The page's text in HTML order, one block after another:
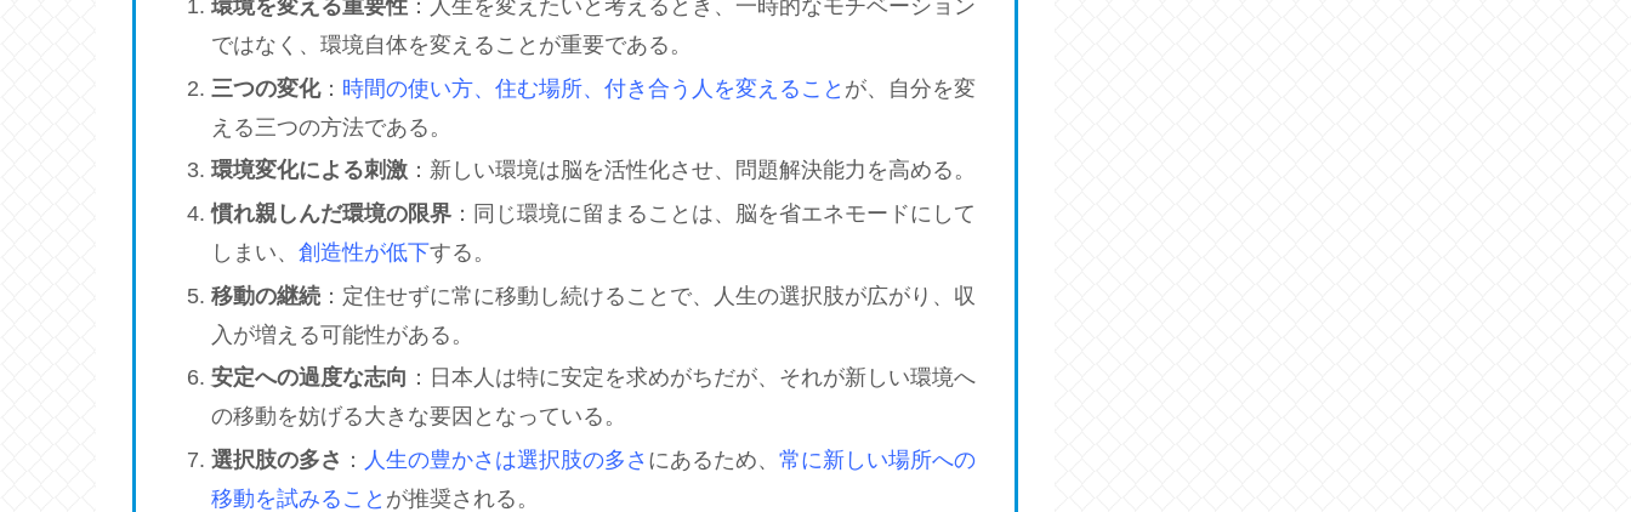
環境を変える重要性：人生を変えたいと考えるとき、一時的なモチベーション
ではなく、環境自体を変えることが重要である。
三つの変化： 時間の使い方、住む場所、付き合う人を変えること が、自分を変
える三つの方法である。
環境変化による刺激：新しい環境は脳を活性化させ、問題解決能力を高める。
慣れ親しんだ環境の限界：同じ環境に留まることは、脳を省エネモードにして
しまい、 創造性が低下する。
移動の継続：定住せずに常に移動し続けることで、人生の選択肢が広がり、収
入が増える可能性がある。
安定への過度な志向 ：日本人は特に安定を求めがちだが、それが新しい環境へ
の移動を妨げる大きな要因となっている。
選択肢の多さ ： 人生の豊かさは選択肢の多さ にあるため、 常に新しい場所への
移動を試みること が推奨される。